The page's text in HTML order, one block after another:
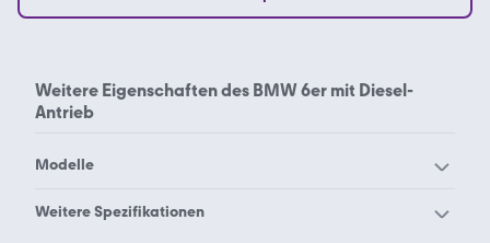
Weitere Eigenschaften des BMW 6er mit Diesel-
Antrieb
Modelle
BMW 114
Weitere Spezifikationen